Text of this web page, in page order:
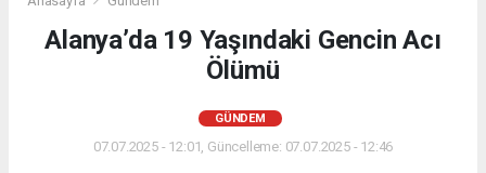
Alanya’da 19 Yaşındaki Gencin Acı
Ölümü
GÜNDEM
07.07.2025 - 12:01, Güncelleme: 07.07.2025 - 12:46